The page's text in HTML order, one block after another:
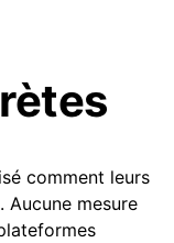
comment leurs
mesure